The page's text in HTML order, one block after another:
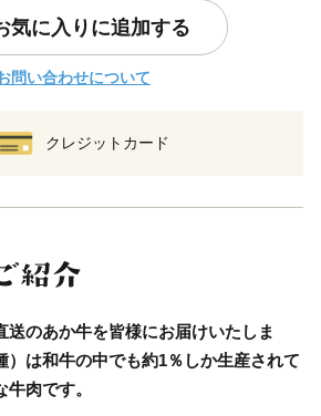
気に入りに追加する
問い合わせについて
クレジットカード
送のあか牛を皆様にお届けいたしま
）は和牛の中でも約1％しか生産されて
肉です。